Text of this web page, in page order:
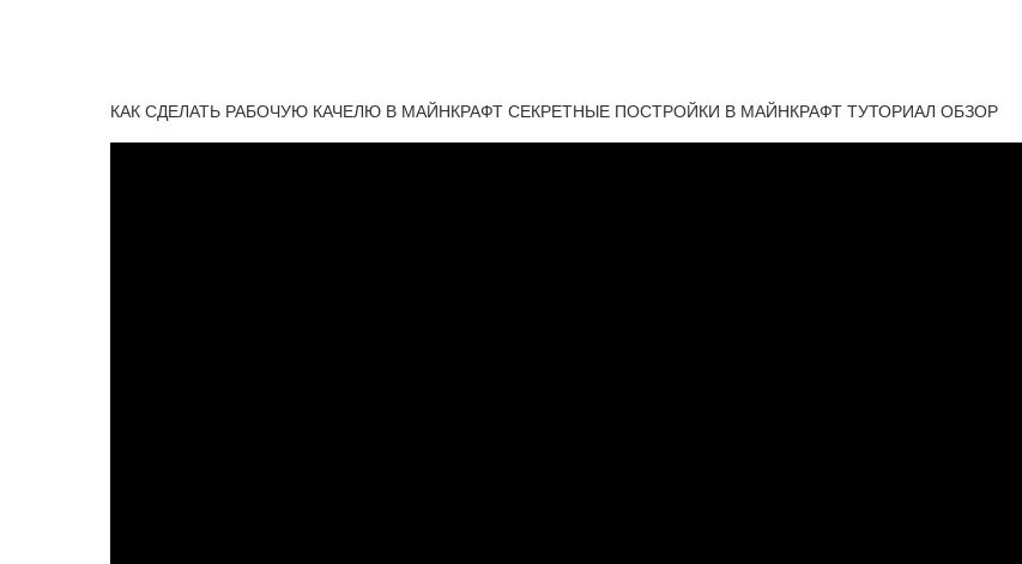
КАК СДЕЛАТЬ РАБОЧУЮ КАЧЕЛЮ В МАЙНКРАФТ СЕКРЕТНЫЕ ПОСТРОЙКИ В МАЙНКРАФТ ТУТОРИАЛ ОБЗОР